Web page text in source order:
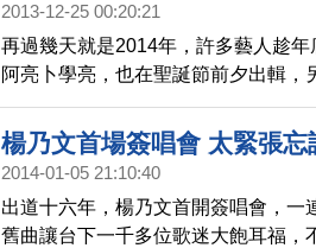
2013-12-25 00:20:21
再過幾天就是2014年，許多藝人趁
阿亮卜學亮，也在聖誕節前夕出輯
之久的楊乃文、陶晶瑩等，也帶來不
受。
楊乃文首場簽唱會 太緊張忘
2014-01-05 21:10:40
出道十六年，楊乃文首開簽唱會，一
舊曲讓台下一千多位歌迷大飽耳福，